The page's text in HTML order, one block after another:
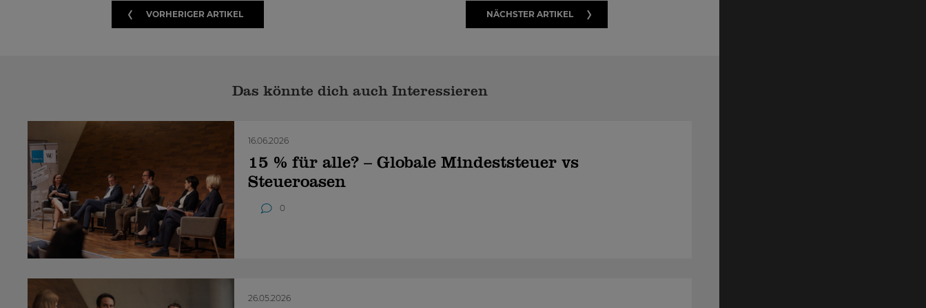
VORHERIGER ARTIKEL NÄCHSTER ARTIKEL
Das könnte dich auch Interessieren
16.06.2026
15 % für alle? – Globale Mindeststeuer vs
Steueroasen
0
26.05.2026